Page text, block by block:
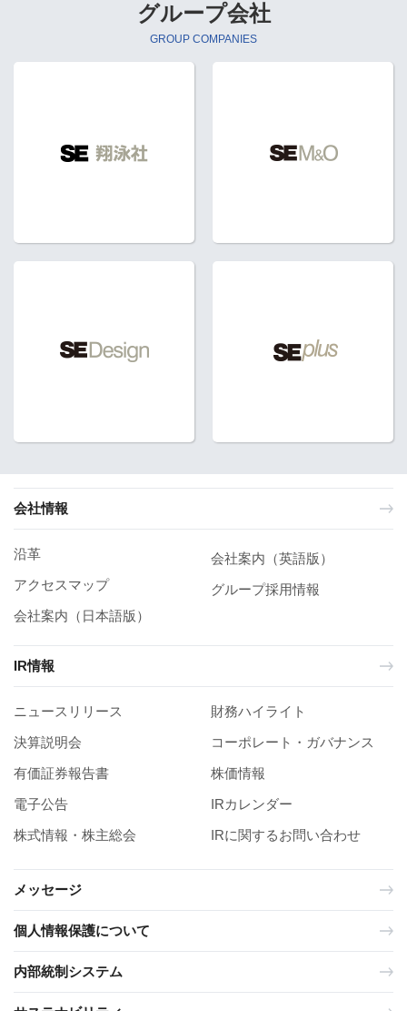
グループ会社
GROUP COMPANIES
会社情報
沿革
アクセスマップ
会社案内（日本語版）
会社案内（英語版）
グループ採用情報
IR情報
ニュースリリース
決算説明会
有価証券報告書
電子公告
株式情報・株主総会
財務ハイライト
コーポレート・ガバナンス
株価情報
IRカレンダー
IRに関するお問い合わせ
メッセージ
個人情報保護について
内部統制システム